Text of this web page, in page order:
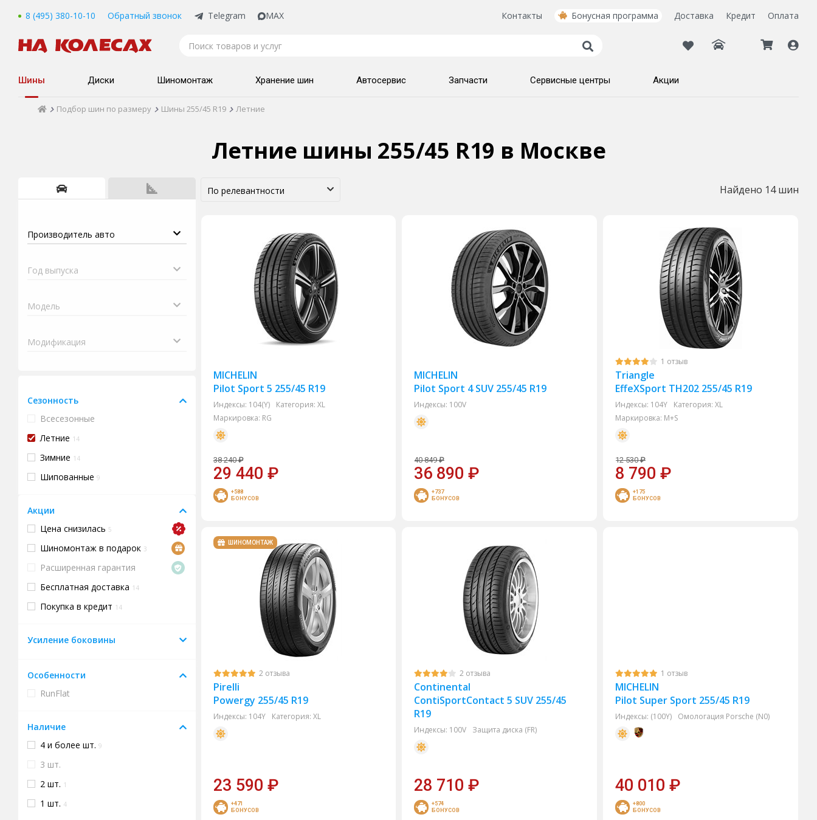
8 (495) 380-10-10 Обратный звонок Telegram MAX Контакты Бонусная программа Доставка Кредит Оплата
Шины Диски Шиномонтаж Хранение шин Автосервис Запчасти Сервисные центры Акции
Подбор шин по размеру Шины 255/45 R19 Летние
Летние шины 255/45 R19 в Москве
Сезонность
Всесезонные
Летние 14
Зимние 14
Шипованные 9
Акции
Цена снизилась 5
Шиномонтаж в подарок 3
Расширенная гарантия
Бесплатная доставка 14
Покупка в кредит 14
Усиление боковины
Особенности
RunFlat
Наличие
4 и более шт. 9
3 шт.
2 шт. 1
1 шт. 4
Найдено 14 шин
MICHELIN
Pilot Sport 5 255/45 R19
Индексы: 104(Y) Категория: XL
Маркировка: RG
38 240 ₽
29 440 ₽
+588
БОНУСОВ
MICHELIN
Pilot Sport 4 SUV 255/45 R19
Индексы: 100V
40 849 ₽
36 890₽
+737
БОНУСОВ
1 отзыв
Triangle
EffeXSport TH202 255/45 R19
Индексы: 104Y Категория: XL
Маркировка: M+S
12 530 ₽
8 790₽
+175
БОНУСОВ
ШИНОМОНТАЖ
2 отзыва
Pirelli
Powergy 255/45 R19
Индексы: 104Y Категория: XL
23 590 ₽
+471
БОНУСОВ
2 отзыва
Continental
ContiSportContact 5 SUV 255/45
R19
Индексы: 100V Защита диска (FR)
28 710₽
+574
БОНУСОВ
1 отзыв
MICHELIN
Pilot Super Sport 255/45 R19
Индексы: (100Y) Омологация Porsche (N0)
40 010₽
+800
БОНУСОВ